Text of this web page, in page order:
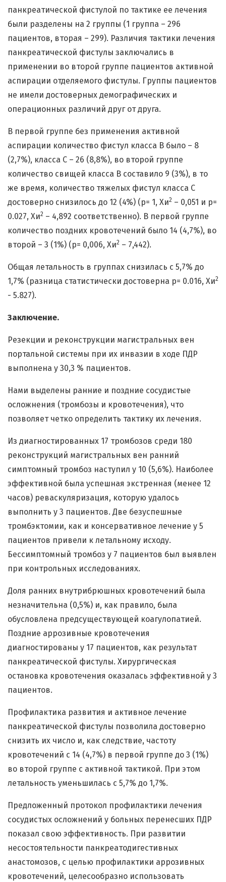
панкреатической фистулой по тактике ее лечения
были разделены на 2 группы (1 группа – 296
пациентов, вторая – 299). Различия тактики лечения
панкреатической фистулы заключались в
применении во второй группе пациентов активной
аспирации отделяемого фистулы. Группы пациентов
не имели достоверных демографических и
операционных различий друг от друга.
В первой группе без применения активной
аспирации количество фистул класса В было – 8
(2,7%), класса С – 26 (8,8%), во второй группе
количество свищей класса В составило 9 (3%), в то
же время, количество тяжелых фистул класса С
достоверно снизилось до 12 (4%) (p= 1, Хи2 – 0,051 и p=
0.027, Хи2 – 4,892 соответственно). В первой группе
количество поздних кровотечений было 14 (4,7%), во
второй – 3 (1%) (p= 0,006, Хи2 – 7,442).
Общая летальность в группах снизилась с 5,7% до
1,7% (разница статистически достоверна p= 0.016, Хи2
- 5.827).
Заключение.
Резекции и реконструкции магистральных вен
портальной системы при их инвазии в ходе ПДР
выполнена у 30,3 % пациентов.
Нами выделены ранние и поздние сосудистые
осложнения (тромбозы и кровотечения), что
позволяет четко определить тактику их лечения.
Из диагностированных 17 тромбозов среди 180
реконструкций магистральных вен ранний
симптомный тромбоз наступил у 10 (5,6%). Наиболее
эффективной была успешная экстренная (менее 12
часов) реваскуляризация, которую удалось
выполнить у 3 пациентов. Две безуспешные
тромбэктомии, как и консервативное лечение у 5
пациентов привели к летальному исходу.
Бессимптомный тромбоз у 7 пациентов был выявлен
при контрольных исследованиях.
Доля ранних внутрибрюшных кровотечений была
незначительна (0,5%) и, как правило, была
обусловлена предсуществующей коагулопатией.
Поздние аррозивные кровотечения
диагностированы у 17 пациентов, как результат
панкреатической фистулы. Хирургическая
остановка кровотечения оказалась эффективной у 3
пациентов.
Профилактика развития и активное лечение
панкреатической фистулы позволила достоверно
снизить их число и, как следствие, частоту
кровотечений с 14 (4,7%) в первой группе до 3 (1%)
во второй группе с активной тактикой. При этом
летальность уменьшилась с 5,7% до 1,7%.
Предложенный протокол профилактики лечения
сосудистых осложнений у больных перенесших ПДР
показал свою эффективность. При развитии
несостоятельности панкреатодигестивных
анастомозов, с целью профилактики аррозивных
кровотечений, целесообразно использовать